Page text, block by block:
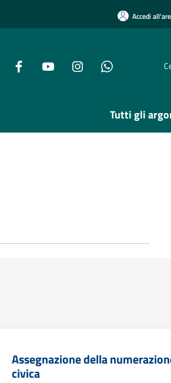
Accedi
Tutti gli
Assegnazione della
civica